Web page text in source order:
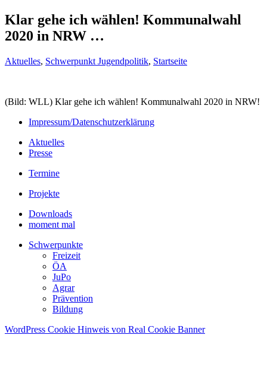
Klar gehe ich wählen! Kommunalwahl
2020 in NRW …
Aktuelles, Schwerpunkt Jugendpolitik, Startseite
(Bild: WLL) Klar gehe ich wählen! Kommunalwahl 2020 in NRW!
Impressum/Datenschutzerklärung
Aktuelles
Presse
Termine
Projekte
Downloads
moment mal
Schwerpunkte
Freizeit
ÖA
JuPo
Agrar
Prävention
Bildung
WordPress Cookie Hinweis von Real Cookie Banner